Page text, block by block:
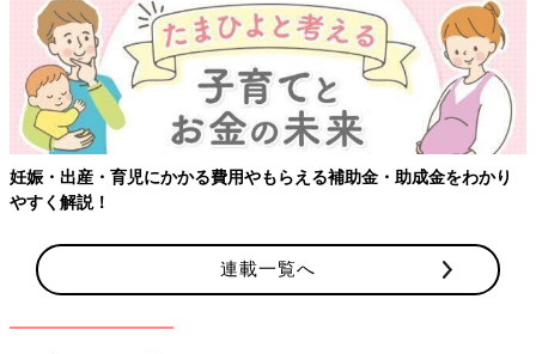
妊娠・出産・育児にかかる費用やもらえる補助金・助成金をわかり
やすく解説！
連載一覧へ